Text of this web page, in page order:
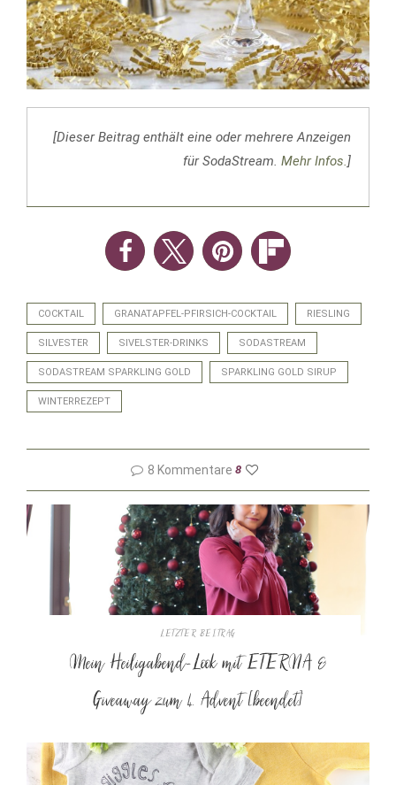
[Dieser Beitrag enthält eine oder mehrere Anzeigen
für SodaStream. Mehr Infos.]
COCKTAIL GRANATAPFEL-PFIRSICH-COCKTAIL RIESLING
SILVESTER SIVELSTER-DRINKS SODASTREAM
SODASTREAM SPARKLING GOLD SPARKLING GOLD SIRUP
WINTERREZEPT
8 Kommentare 8
LETZTER BEITRAG
Mein Heiligabend-Look mit ETERNA &
Giveaway zum 4. Advent [beendet]